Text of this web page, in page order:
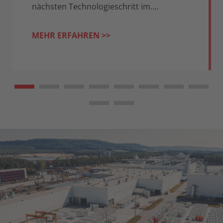
nächsten Technologieschritt im....
MEHR ERFAHREN >>